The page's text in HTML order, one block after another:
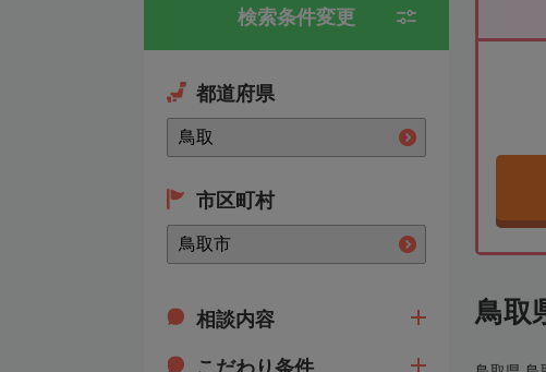
検索条件変更
都道府県
市区町村
相談内容
こだわり条件
鳥取